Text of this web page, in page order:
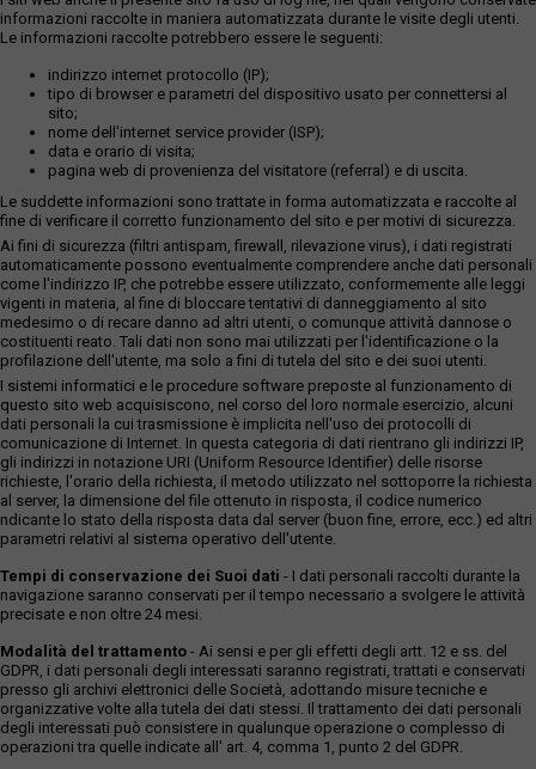
informazioni raccolte in maniera automatizzata durante le visite degli utenti.
Le informazioni raccolte potrebbero essere le seguenti:
indirizzo internet protocollo (IP);
tipo di browser e parametri del dispositivo usato per connettersi al
sito;
nome dell'internet service provider (ISP);
data e orario di visita;
pagina web di provenienza del visitatore (referral) e di uscita.
Le suddette informazioni sono trattate in forma automatizzata e raccolte al
fine di verificare il corretto funzionamento del sito e per motivi di sicurezza.
Ai fini di sicurezza (filtri antispam, firewall, rilevazione virus), i dati registrati
automaticamente possono eventualmente comprendere anche dati personali
come l'indirizzo IP, che potrebbe essere utilizzato, conformemente alle leggi
vigenti in materia, al fine di bloccare tentativi di danneggiamento al sito
medesimo o di recare danno ad altri utenti, o comunque attività dannose o
costituenti reato. Tali dati non sono mai utilizzati per l'identificazione o la
profilazione dell'utente, ma solo a fini di tutela del sito e dei suoi utenti.
I sistemi informatici e le procedure software preposte al funzionamento di
questo sito web acquisiscono, nel corso del loro normale esercizio, alcuni
dati personali la cui trasmissione è implicita nell'uso dei protocolli di
comunicazione di Internet. In questa categoria di dati rientrano gli indirizzi IP,
gli indirizzi in notazione URI (Uniform Resource Identifier) delle risorse
richieste, l'orario della richiesta, il metodo utilizzato nel sottoporre la richiesta
al server, la dimensione del file ottenuto in risposta, il codice numerico
ndicante lo stato della risposta data dal server (buon fine, errore, ecc.) ed altri
parametri relativi al sistema operativo dell'utente.
Tempi di conservazione dei Suoi dati - I dati personali raccolti durante la
navigazione saranno conservati per il tempo necessario a svolgere le attività
precisate e non oltre 24 mesi.
Modalità del trattamento - Ai sensi e per gli effetti degli artt. 12 e ss. del
GDPR, i dati personali degli interessati saranno registrati, trattati e conservati
presso gli archivi elettronici delle Società, adottando misure tecniche e
organizzative volte alla tutela dei dati stessi. Il trattamento dei dati personali
degli interessati può consistere in qualunque operazione o complesso di
operazioni tra quelle indicate all' art. 4, comma 1, punto 2 del GDPR.